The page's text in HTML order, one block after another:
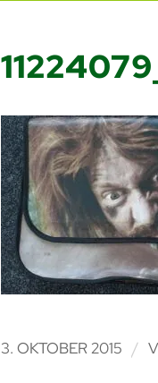
3. OKTOBER 2015 /